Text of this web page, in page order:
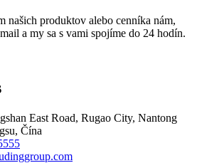
našich produktov alebo cenníka nám,
a my sa s vami spojíme do 24 hodín.
East Road, Rugao City, Nantong
Čína